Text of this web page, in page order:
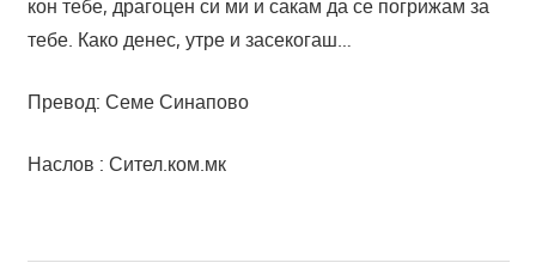
кон тебе, драгоцен си ми и сакам да се погрижам за
тебе. Како денес, утре и засекогаш…
Превод: Семе Синапово
Наслов : Сител.ком.мк